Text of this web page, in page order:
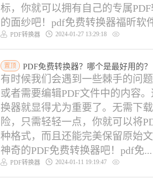
标，你就可以拥有自己的专属
的面纱吧！pdf免费转换器福昕软
PDF转换器 2024-01-27 13:29:18
置顶 PDF免费转换器？哪个是最好用的？
有时候我们会遇到一些棘手的问
或者需要编辑PDF文件中的内容
换器就显得尤为重要了。无需下
险，只需轻轻一点，你就可以将
种格式，而且还能完美保留原始
神奇的PDF免费转换器吧！pdf免...
PDF转换器 2024-01-11 19:19:47